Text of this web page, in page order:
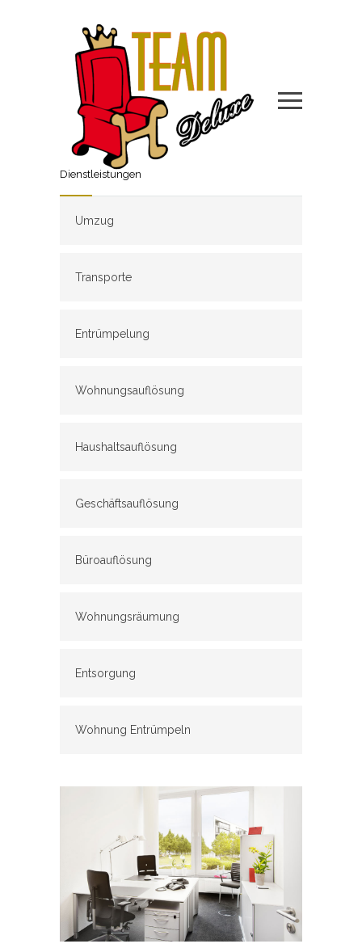
Dienstleistungen
Umzug
Transporte
Entrümpelung
Wohnungsauflösung
Haushaltsauflösung
Geschäftsauflösung
Büroauflösung
Wohnungsräumung
Entsorgung
Wohnung Entrümpeln